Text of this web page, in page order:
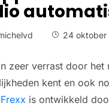
24 oktober
zeer verrast door
kent en ook
is ontwikkeld